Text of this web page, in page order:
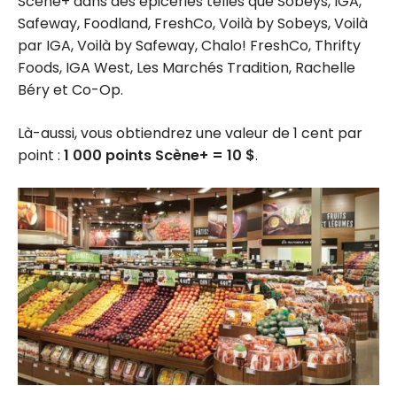
Safeway, Foodland, FreshCo, Voilà by Sobeys, Voilà
par IGA, Voilà by Safeway, Chalo! FreshCo, Thrifty
Foods, IGA West, Les Marchés Tradition, Rachelle
Béry et Co-Op.
Là-aussi, vous obtiendrez une valeur de 1 cent par
point : 1 000 points Scène+ = 10 $.